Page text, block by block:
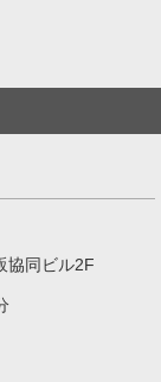
協同ビル2F